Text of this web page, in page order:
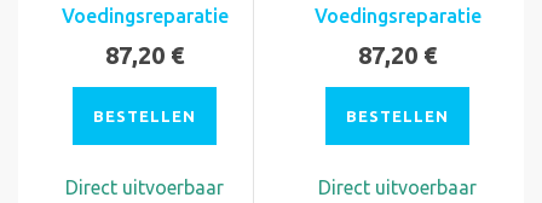
Voedingsreparatie
87,20 €
BESTELLEN
Direct uitvoerbaar
Voedingsreparatie
87,20 €
BESTELLEN
Direct uitvoerbaar